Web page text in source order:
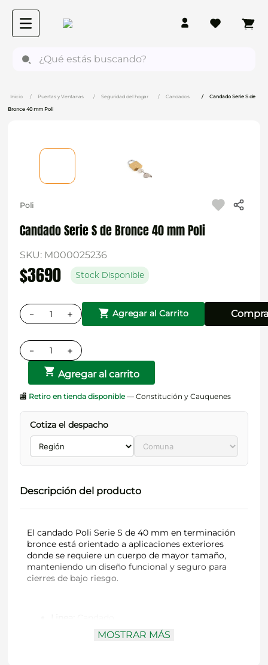
Puertas y Ventanas Seguridad del hogar Candados Candado Serie S de
Bronce 40 mm Poli
Poli
Candado Serie S de Bronce 40 mm Poli
SKU: M000025236
$3690 Stock Disponible
＋
－ Agregar al Carrito
＋
－
Agregar al carrito
🏬 Retiro en tienda disponible— Constitución y Cauquenes
Cotiza el despacho
Descripción del producto
El candado Poli Serie S de 40 mm en terminación
bronce está orientado a aplicaciones exteriores
donde se requiere un cuerpo de mayor tamaño,
manteniendo un diseño funcional y seguro para
cierres de bajo riesgo.
Serie SMOSTRAR MÁS